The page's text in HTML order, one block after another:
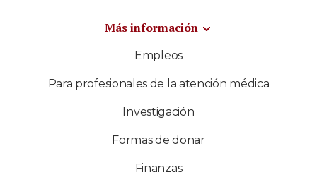
Más información
Empleos
Para profesionales de la atención médica
Investigación
Formas de donar
Finanzas